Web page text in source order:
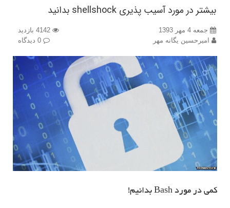
بیشتر در مورد آسیب پذیری shellshock بدانید
جمعه 4 مهر 1393
امیرحسین یگانه مهر
کمی در مورد Bash بدانیم!